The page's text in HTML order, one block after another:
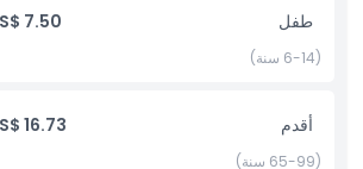
أبرز المعالم
المتضمنات
طفل 7.50
(6-14 سنة)
أقدم 16.73
(65-99 سنة)